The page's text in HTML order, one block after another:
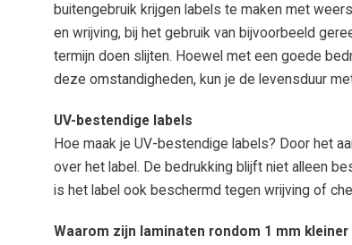
buitengebruik krijgen labels te maken met
en wrijving, bij het gebruik van bijvoorbeeld
termijn doen slijten. Hoewel met een goede
deze omstandigheden, kun je de levensduur
UV-bestendige labels
Hoe maak je UV-bestendige labels? Door het
over het label. De bedrukking blijft niet alleen
is het label ook beschermd tegen wrijving of
Waarom zijn laminaten rondom 1 mm kleiner